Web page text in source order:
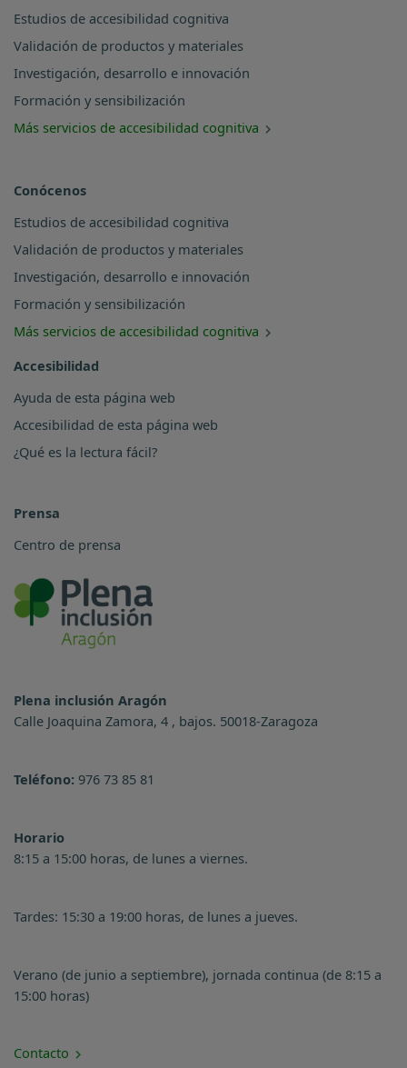
Estudios de accesibilidad cognitiva
Validación de productos y materiales
Investigación, desarrollo e innovación
Formación y sensibilización
Más servicios de accesibilidad cognitiva
Conócenos
Estudios de accesibilidad cognitiva
Validación de productos y materiales
Investigación, desarrollo e innovación
Formación y sensibilización
Más servicios de accesibilidad cognitiva
Accesibilidad
Ayuda de esta página web
Accesibilidad de esta página web
¿Qué es la lectura fácil?
Prensa
Centro de prensa
Plena inclusión Aragón
Calle Joaquina Zamora, 4 , bajos. 50018-Zaragoza
Teléfono: 976 73 85 81
Horario
8:15 a 15:00 horas, de lunes a viernes.
Tardes: 15:30 a 19:00 horas, de lunes a jueves.
Verano (de junio a septiembre), jornada continua (de 8:15 a
15:00 horas)
Contacto